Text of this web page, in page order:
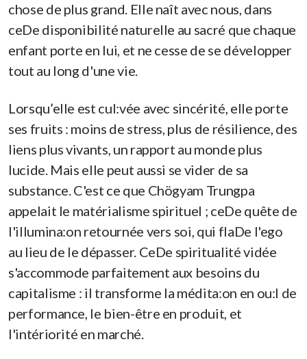
chose de plus grand. Elle naît avec nous, dans
ceDe disponibilité naturelle au sacré que chaque
enfant porte en lui, et ne cesse de se développer
tout au long d'une vie.
Lorsqu’elle est cul:vée avec sincérité, elle porte
ses fruits : moins de stress, plus de résilience, des
liens plus vivants, un rapport au monde plus
lucide. Mais elle peut aussi se vider de sa
substance. C'est ce que Chögyam Trungpa
appelait le matérialisme spirituel ; ceDe quête de
l'illumina:on retournée vers soi, qui flaDe l'ego
au lieu de le dépasser. CeDe spiritualité vidée
s'accommode parfaitement aux besoins du
capitalisme : il transforme la médita:on en ou:l de
performance, le bien-être en produit, et
l'intériorité en marché.